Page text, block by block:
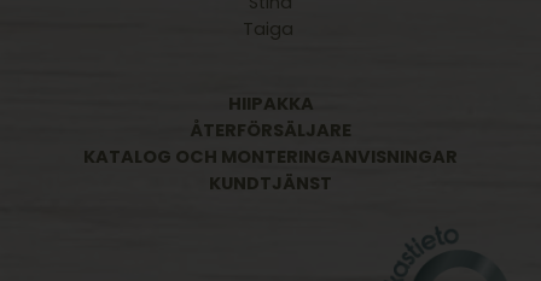
Taiga
HIIPAKKA
ÅTERFÖRSÄLJARE
KATALOG OCH MONTERINGANVISNINGAR
KUNDTJÄNST